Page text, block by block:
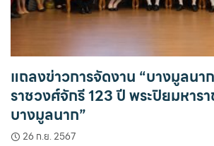
แถลงข่าวการจัดงาน “บางมูลนา
ราชวงศ์จักรี 123 ปี พระปิยมหาร
บางมูลนาก”
26 ก.ย. 2567